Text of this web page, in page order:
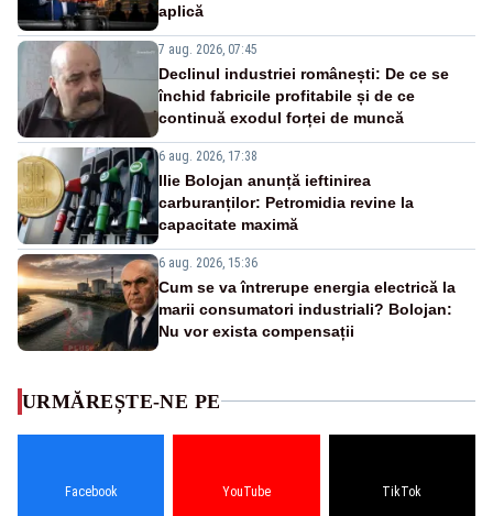
aplică
7 aug. 2026, 07:45
Declinul industriei românești: De ce se
închid fabricile profitabile și de ce
continuă exodul forței de muncă
6 aug. 2026, 17:38
Ilie Bolojan anunță ieftinirea
carburanților: Petromidia revine la
capacitate maximă
6 aug. 2026, 15:36
Cum se va întrerupe energia electrică la
marii consumatori industriali? Bolojan:
Nu vor exista compensații
URMĂREȘTE-NE PE
Facebook YouTube TikTok